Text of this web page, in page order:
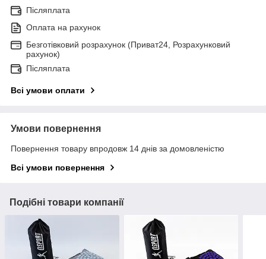
Післяплата
Оплата на рахунок
Безготівковий розрахунок (Приват24, Розрахунковий
рахунок)
Післяплата
Всі умови оплати
Умови повернення
Повернення товару впродовж 14 днів за домовленістю
Всі умови повернення
Подібні товари компанії